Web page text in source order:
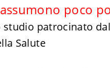
poco
studio patrocinato dal
Salute